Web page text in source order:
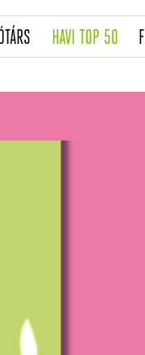
(CURRENT)
HAVI TOP 50